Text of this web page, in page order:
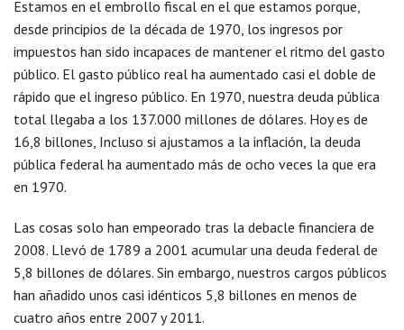
Estamos en el embrollo fiscal en el que estamos porque,
desde principios de la década de 1970, los ingresos por
impuestos han sido incapaces de mantener el ritmo del gasto
público. El gasto público real ha aumentado casi el doble de
rápido que el ingreso público. En 1970, nuestra deuda pública
total llegaba a los 137.000 millones de dólares. Hoy es de
16,8 billones, Incluso si ajustamos a la inflación, la deuda
pública federal ha aumentado más de ocho veces la que era
en 1970.
Las cosas solo han empeorado tras la debacle financiera de
2008. Llevó de 1789 a 2001 acumular una deuda federal de
5,8 billones de dólares. Sin embargo, nuestros cargos públicos
han añadido unos casi idénticos 5,8 billones en menos de
cuatro años entre 2007 y 2011.